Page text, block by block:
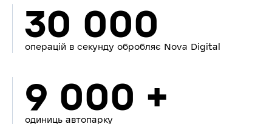
30 000
операцій в секунду обробляє Nova Digital
9 000 +
одиниць автопарку